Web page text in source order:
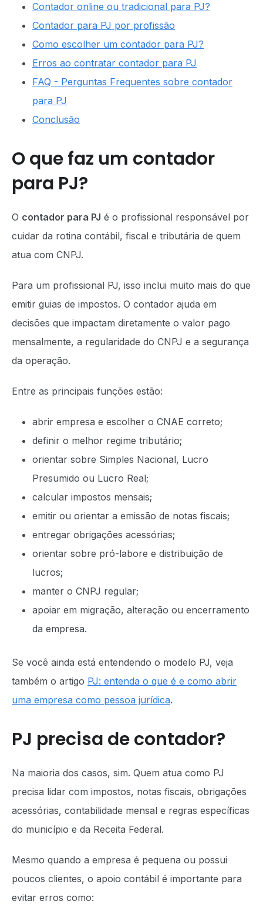
Contador online ou tradicional para PJ?
Contador para PJ por profissão
Como escolher um contador para PJ?
Erros ao contratar contador para PJ
FAQ - Perguntas Frequentes sobre contador
para PJ
Conclusão
O que faz um contador
para PJ?
O contador para PJ é o profissional responsável por
cuidar da rotina contábil, fiscal e tributária de quem
atua com CNPJ.
Para um profissional PJ, isso inclui muito mais do que
emitir guias de impostos. O contador ajuda em
decisões que impactam diretamente o valor pago
mensalmente, a regularidade do CNPJ e a segurança
da operação.
Entre as principais funções estão:
abrir empresa e escolher o CNAE correto;
definir o melhor regime tributário;
orientar sobre Simples Nacional, Lucro
Presumido ou Lucro Real;
calcular impostos mensais;
emitir ou orientar a emissão de notas fiscais;
entregar obrigações acessórias;
orientar sobre pró-labore e distribuição de
lucros;
manter o CNPJ regular;
apoiar em migração, alteração ou encerramento
da empresa.
Se você ainda está entendendo o modelo PJ, veja
também o artigo PJ: entenda o que é e como abrir
uma empresa como pessoa jurídica.
PJ precisa de contador?
Na maioria dos casos, sim. Quem atua como PJ
precisa lidar com impostos, notas fiscais, obrigações
acessórias, contabilidade mensal e regras específicas
do município e da Receita Federal.
Mesmo quando a empresa é pequena ou possui
poucos clientes, o apoio contábil é importante para
evitar erros como: